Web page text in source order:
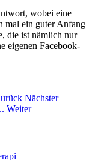
wobei eine
mal ein guter Anfang
die ist nämlich nur
eigenen Facebook-
Nächster
Weiter